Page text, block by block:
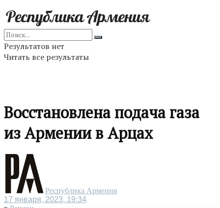
Результатов нет
Читать все результаты
Восстановлена подача газа
из Армении в Арцах
Республика Армения
17 января, 2023, 19:34